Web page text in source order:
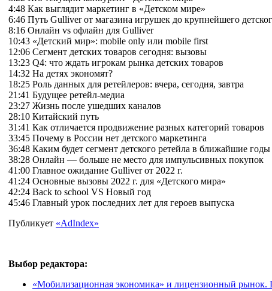
4:48 Как выглядит маркетинг в «Детском мире»
6:46 Путь Gulliver от магазина игрушек до крупнейшего
8:16 Онлайн vs офлайн для Gulliver
10:43 «Детский мир»: mobile only или mobile first
12:06 Сегмент детских товаров сегодня: вызовы
13:23 Q4: что ждать игрокам рынка детских товаров
14:32 На детях экономят?
18:25 Роль данных для ретейлеров: вчера, сегодня, завтра
21:41 Будущее ретейл-медиа
23:27 Жизнь после ушедших каналов
28:10 Китайский путь
31:41 Как отличается продвижение разных категорий товаров
33:45 Почему в России нет детского маркетинга
36:48 Каким будет сегмент детского ретейла в ближайшие годы
38:28 Онлайн — больше не место для импульсивных покупок
41:00 Главное ожидание Gulliver от 2022 г.
41:24 Основные вызовы 2022 г. для «Детского мира»
42:24 Back to school VS Новый год
45:46 Главный урок последних лет для героев выпуска
Публикует «AdIndex»
Выбор редактора:
«Мобилизационная экономика» и лицензионный рынок.